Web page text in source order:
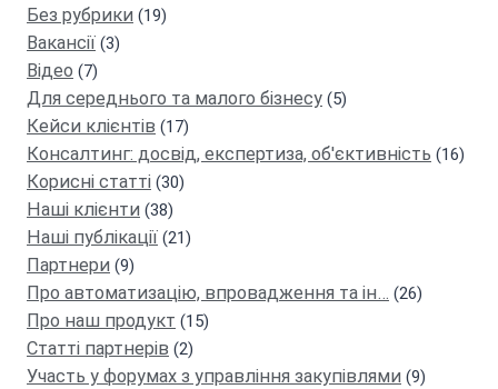
Без рубрики (19)
Вакансії (3)
Відео (7)
Для середнього та малого бізнесу (5)
Кейси клієнтів (17)
Консалтинг: досвід, експертиза, об'єктивність (16)
Кориснi статтi (30)
Наші клієнти (38)
Наші публікації (21)
Партнeри (9)
Про автоматизацію, впровадження та ін… (26)
Про наш продукт (15)
Статті партнерів (2)
Участь у форумах з управління закупівлями (9)